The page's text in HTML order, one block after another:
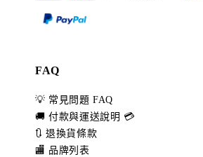
FAQ
💡 常見問題 FAQ
🚚 付款與運送說明 💳
🔃 退換貨條款
🏬 品牌列表